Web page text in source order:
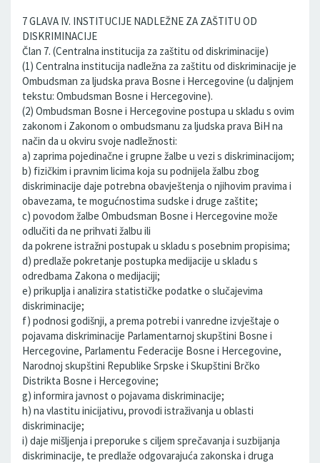
7 GLAVA IV. INSTITUCIJE NADLEŽNE ZA ZAŠTITU OD
DISKRIMINACIJE
Član 7. (Centralna institucija za zaštitu od diskriminacije)
(1) Centralna institucija nadležna za zaštitu od diskriminacije je
Ombudsman za ljudska prava Bosne i Hercegovine (u daljnjem
tekstu: Ombudsman Bosne i Hercegovine).
(2) Ombudsman Bosne i Hercegovine postupa u skladu s ovim
zakonom i Zakonom o ombudsmanu za ljudska prava BiH na
način da u okviru svoje nadležnosti:
a) zaprima pojedinačne i grupne žalbe u vezi s diskriminacijom;
b) fizičkim i pravnim licima koja su podnijela žalbu zbog
diskriminacije daje potrebna obavještenja o njihovim pravima i
obavezama, te mogućnostima sudske i druge zaštite;
c) povodom žalbe Ombudsman Bosne i Hercegovine može
odlučiti da ne prihvati žalbu ili
da pokrene istražni postupak u skladu s posebnim propisima;
d) predlaže pokretanje postupka medijacije u skladu s
odredbama Zakona o medijaciji;
e) prikuplja i analizira statističke podatke o slučajevima
diskriminacije;
f) podnosi godišnji, a prema potrebi i vanredne izvještaje o
pojavama diskriminacije Parlamentarnoj skupštini Bosne i
Hercegovine, Parlamentu Federacije Bosne i Hercegovine,
Narodnoj skupštini Republike Srpske i Skupštini Brčko
Distrikta Bosne i Hercegovine;
g) informira javnost o pojavama diskriminacije;
h) na vlastitu inicijativu, provodi istraživanja u oblasti
diskriminacije;
i) daje mišljenja i preporuke s ciljem sprečavanja i suzbijanja
diskriminacije, te predlaže odgovarajuća zakonska i druga